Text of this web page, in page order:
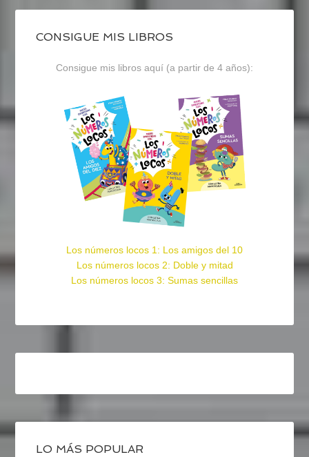
CONSIGUE MIS LIBROS
Consigue mis libros aquí (a partir de 4 años):
Los números locos 1: Los amigos del 10
Los números locos 2: Doble y mitad
Los números locos 3: Sumas sencillas
LO MÁS POPULAR